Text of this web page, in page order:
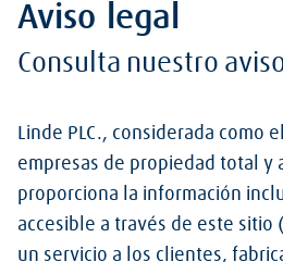
Aviso legal
Consulta nuestro
Linde PLC., considerada como
empresas de propiedad total y
proporciona la información
accesible a través de este sitio
un servicio a los clientes,